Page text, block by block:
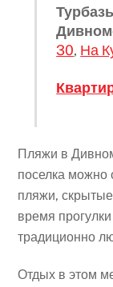
30, На
Пляжи в
поселка можно
пляжи,
время
традиционно
Отдых в этом